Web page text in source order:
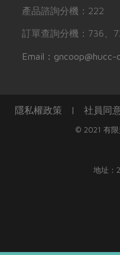
產品諮詢分機：222
訂單查詢分機：736、
Email：
隱私權政策 | 社員同
© 2021 有限
地址：